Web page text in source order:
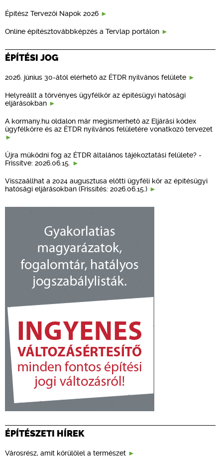
Építész Tervezői Napok 2026
Online építésztovábbképzés a Tervlap portálon
ÉPÍTÉSI JOG
2026. június 30-ától elérhető az ÉTDR nyilvános felülete
Helyreállt a törvényes ügyfélkör az építésügyi hatósági
eljárásokban
A kormany.hu oldalon már megismerhető az Eljárási kódex
ügyfélkörre és az ÉTDR nyilvános felületére vonatkozó tervezet
Újra működni fog az ÉTDR általános tájékoztatási felülete? -
Frissítve: 2026.06.15.
Visszaállhat a 2024 augusztusa előtti ügyféli kör az építésügyi
hatósági eljárásokban (Frissítés: 2026.06.15.)
ÉPÍTÉSZETI HÍREK
Városrész, amit körülölel a természet